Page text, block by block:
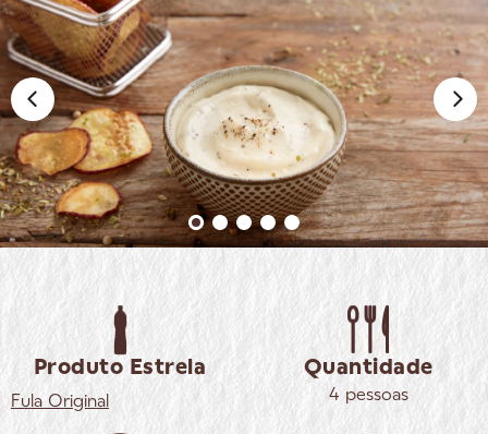
Produto Estrela
Fula Original
Quantidade
4 pessoas